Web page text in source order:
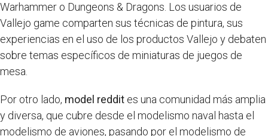
Warhammer o Dungeons & Dragons. Los usuarios de
Vallejo game comparten sus técnicas de pintura, sus
experiencias en el uso de los productos Vallejo y debaten
sobre temas específicos de miniaturas de juegos de
mesa.
Por otro lado, model reddit es una comunidad más amplia
y diversa, que cubre desde el modelismo naval hasta el
modelismo de aviones, pasando por el modelismo de